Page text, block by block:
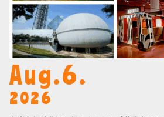
Aug.6.
2026